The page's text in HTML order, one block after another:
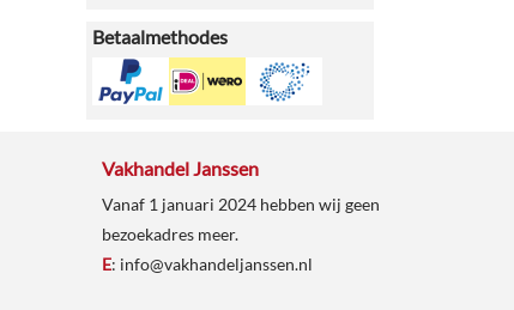
Betaalmethodes
Vakhandel Janssen
Vanaf 1 januari 2024 hebben wij geen
bezoekadres meer.
E: info@vakhandeljanssen.nl